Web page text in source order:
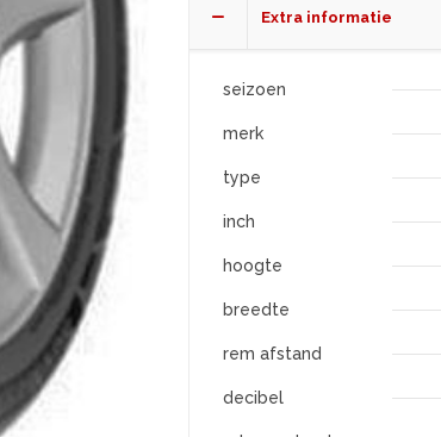
SEASON
Extra informatie
seizoen
merk
type
inch
hoogte
breedte
rem afstand
decibel